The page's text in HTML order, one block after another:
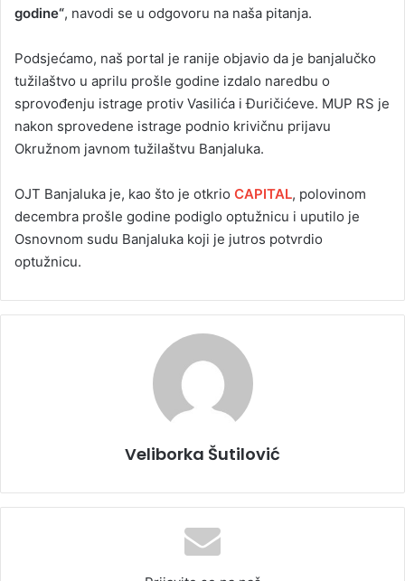
godine“, navodi se u odgovoru na naša pitanja.
Podsjećamo, naš portal je ranije objavio da je banjalučko
tužilaštvo u aprilu prošle godine izdalo naredbu o
sprovođenju istrage protiv Vasilića i Đuričićeve. MUP RS je
nakon sprovedene istrage podnio krivičnu prijavu
Okružnom javnom tužilaštvu Banjaluka.
OJT Banjaluka je, kao što je otkrio CAPITAL, polovinom
decembra prošle godine podiglo optužnicu i uputilo je
Osnovnom sudu Banjaluka koji je jutros potvrdio
optužnicu.
Veliborka Šutilović